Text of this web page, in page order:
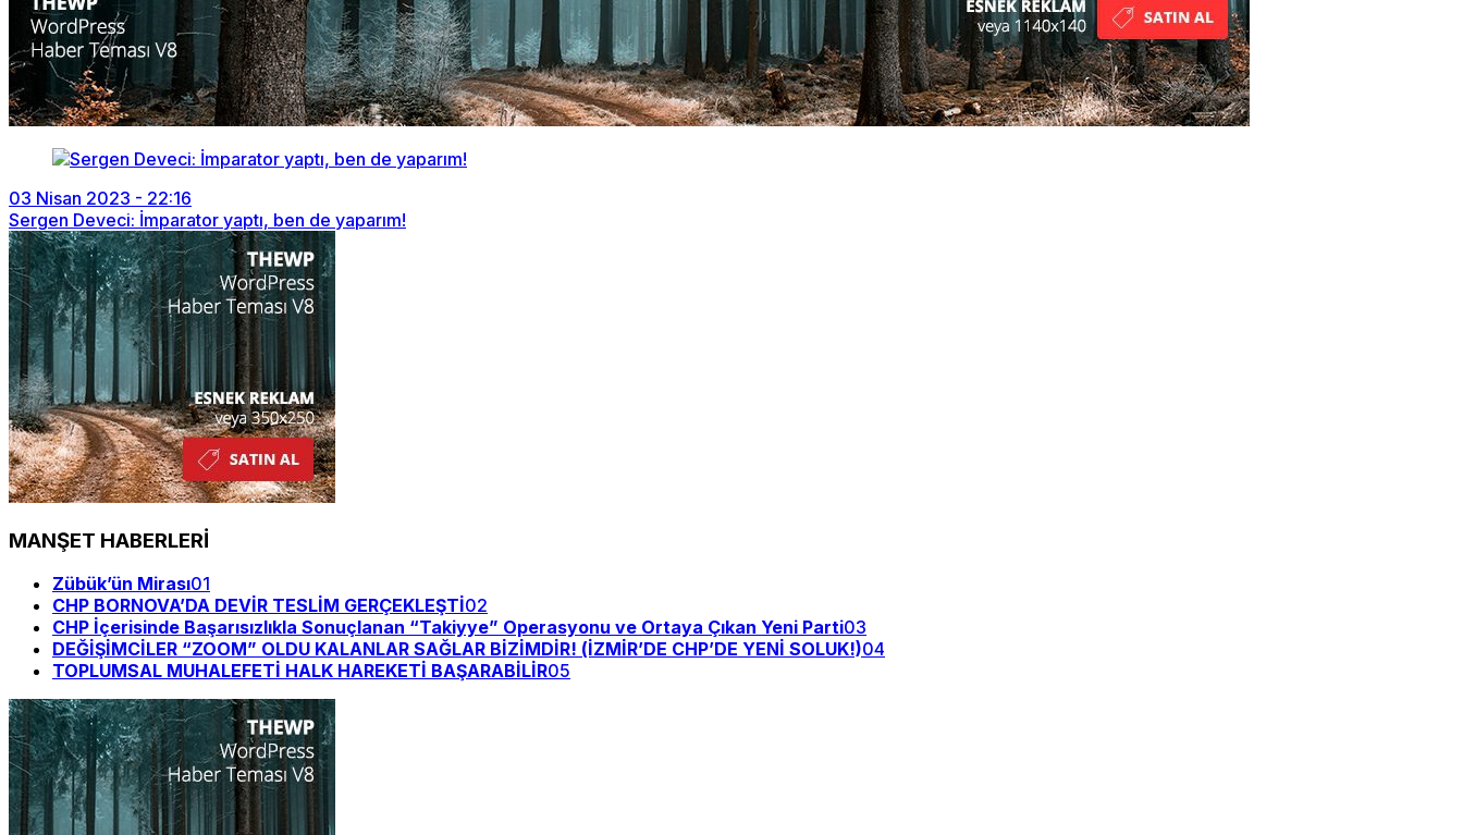
03 Nisan 2023 - 22:16
Sergen Deveci: İmparator yaptı, ben de yaparım!
MANŞET HABERLERİ
Zübük’ün Mirası01
CHP BORNOVA’DA DEVİR TESLİM GERÇEKLEŞTİ02
CHP İçerisinde Başarısızlıkla Sonuçlanan “Takiyye” Operasyonu ve Ortaya Çıkan Yeni Parti03
DEĞİŞİMCİLER “ZOOM” OLDU KALANLAR SAĞLAR BİZİMDİR! (İZMİR’DE CHP’DE YENİ SOLUK!)04
TOPLUMSAL MUHALEFETİ HALK HAREKETİ BAŞARABİLİR05